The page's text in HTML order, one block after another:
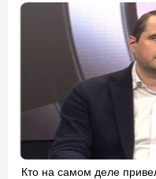
Кто на самом деле